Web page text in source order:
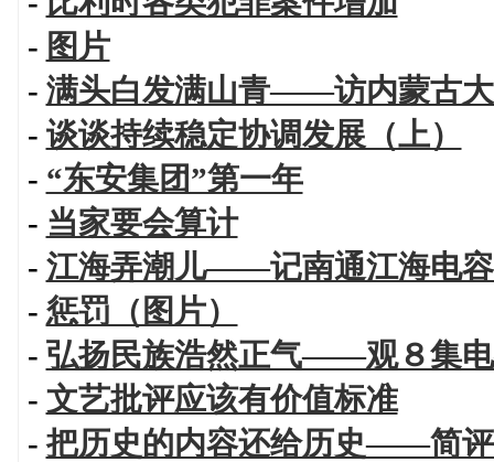
- 图片
- 满头白发满山青——访内蒙古
- 谈谈持续稳定协调发展（上）
- “东安集团”第一年
- 当家要会算计
- 江海弄潮儿——记南通江海电
- 惩罚（图片）
- 弘扬民族浩然正气——观８集
- 文艺批评应该有价值标准
-把历史的内容还给历史——简